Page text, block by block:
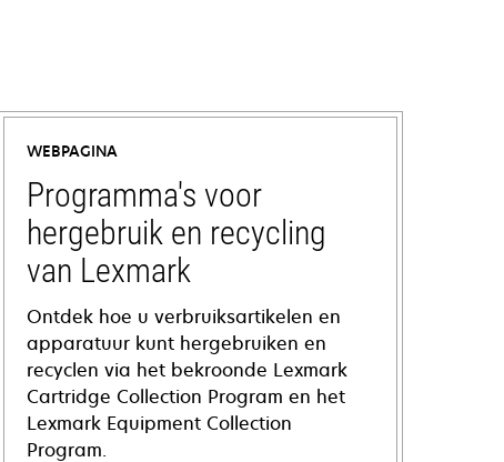
WEBPAGINA
Programma's voor
hergebruik en recycling
van Lexmark
Ontdek hoe u verbruiksartikelen en
apparatuur kunt hergebruiken en
recyclen via het bekroonde Lexmark
Cartridge Collection Program en het
Lexmark Equipment Collection
Program.